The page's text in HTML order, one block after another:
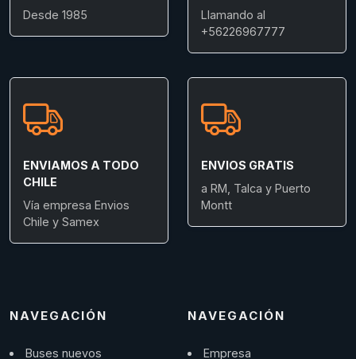
Desde 1985
Llamando al
+56226967777
ENVIAMOS A TODO
CHILE
Vía empresa Envios
Chile y Samex
ENVIOS GRATIS
a RM, Talca y Puerto
Montt
NAVEGACIÓN
Buses nuevos
NAVEGACIÓN
Empresa